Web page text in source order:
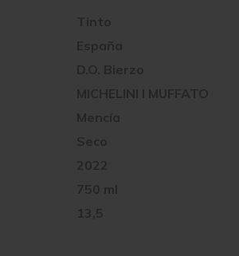
España
2022
D.O. Bierzo
750 ml
MICHELINI I MUFFATO
13,5
Mencía
Tinto
Seco